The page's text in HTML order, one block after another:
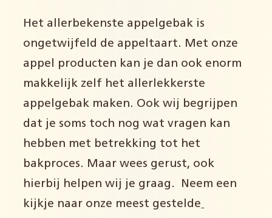
Het allerbekenste appelgebak is
ongetwijfeld de appeltaart. Met onze
appel producten kan je dan ook enorm
makkelijk zelf het allerlekkerste
appelgebak maken. Ook wij begrijpen
dat je soms toch nog wat vragen kan
hebben met betrekking tot het
bakproces. Maar wees gerust, ook
hierbij helpen wij je graag. Neem een
kijkje naar onze meest gestelde